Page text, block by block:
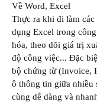
Về Word, Excel
Thực ra khi đi làm các
dụng Excel trong
hóa, theo dõi giá trị
độ công việc... Đặc
bộ chứng từ (Invoice,
ô thông tin giữa nhiều
cùng dễ dàng và